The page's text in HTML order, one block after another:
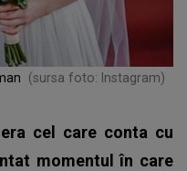
(sursa foto: Instagram)
cel care conta cu
momentul în care